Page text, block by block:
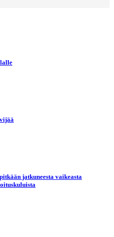
jatkuneesta vaikeasta